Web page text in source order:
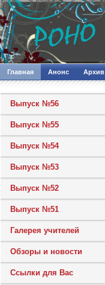
Главная Анонс Архив
Выпуск №56
Выпуск №55
Выпуск №54
Выпуск №53
Выпуск №52
Выпуск №51
Галерея учителей
Обзоры и новости
Ссылки для Вас